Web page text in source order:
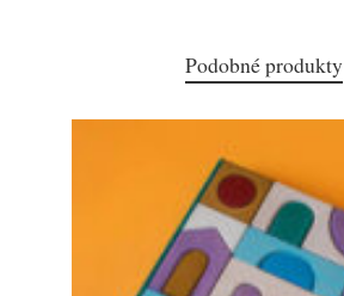
Podobné produkty